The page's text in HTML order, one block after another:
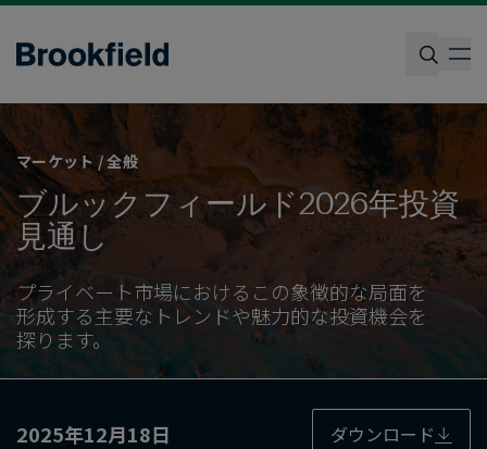
Skip
to
main
検索
マーケット / 全般
ブルックフィールド2026年投資
見通し
プライベート市場に​おける​この​象徴的な​局面を​
形成する​主要な​トレンドや​魅力的な​投資機会を​
探ります。
2025年12月18日 ダウンロード